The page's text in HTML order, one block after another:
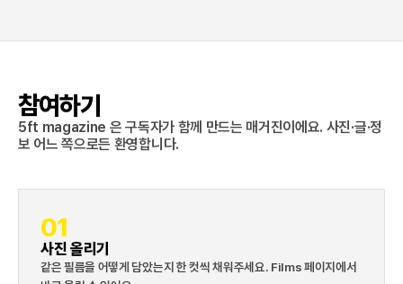
참여하기
5ft magazine 은 구독자가 함께 만드는 매거진이에요. 사진·글·정
보 어느 쪽으로든 환영합니다.
01
사진 올리기
같은 필름을 어떻게 담았는지 한 컷씩 채워주세요. Films 페이지에서